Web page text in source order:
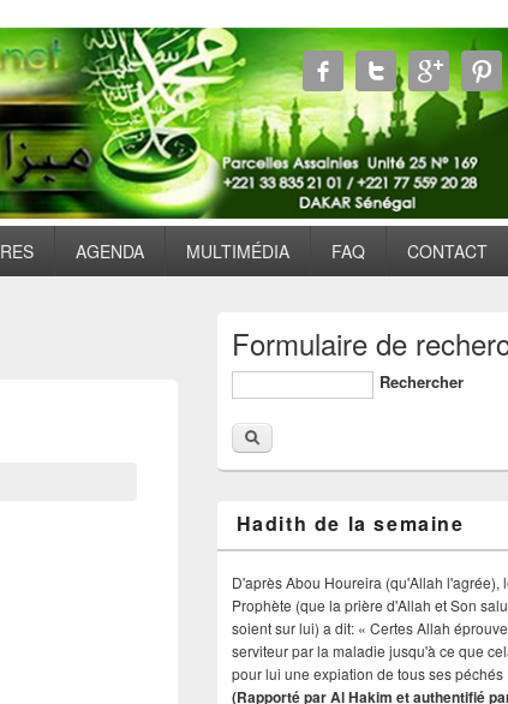
AGENDA MULTIMÉDIA FAQ CONTACT
Formulaire de
Rechercher
Hadith de la semaine
D'après Abou Houreira (qu'Allah l'agrée),
Prophète (que la prière d'Allah et Son
soient sur lui) a dit: « Certes Allah
serviteur par la maladie jusqu'à ce que
pour lui une expiation de tous ses péchés
(Rapporté par Al Hakim et authentifié